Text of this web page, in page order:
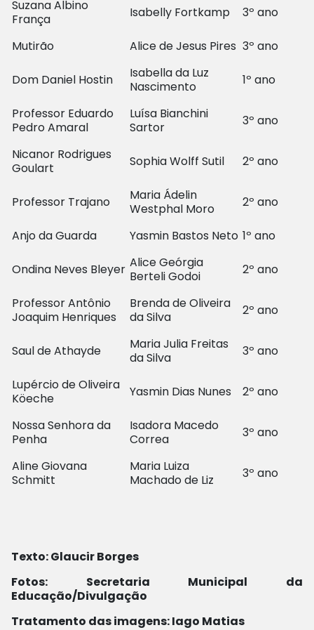
Suzana Albino
França
Isabelly Fortkamp 3º ano
Mutirão Alice de Jesus Pires 3º ano
Dom Daniel Hostin
Isabella da Luz
Nascimento
1º ano
Professor Eduardo
Pedro Amaral
Luísa Bianchini
Sartor
3º ano
Nicanor Rodrigues
Goulart
Sophia Wolff Sutil 2º ano
Professor Trajano
Maria Ádelin
Westphal Moro
2º ano
Anjo da Guarda Yasmin Bastos Neto 1º ano
Ondina Neves Bleyer Alice Geórgia
Berteli Godoi
2º ano
Professor Antônio
Joaquim Henriques
Brenda de Oliveira
da Silva
2º ano
Saul de Athayde
Maria Julia Freitas
da Silva
3º ano
Lupércio de Oliveira
Köeche
Yasmin Dias Nunes 2º ano
Nossa Senhora da
Penha
Isadora Macedo
Correa
3º ano
Aline Giovana
Schmitt
Maria Luiza
Machado de Liz
3º ano
Texto: Glaucir Borges
Fotos: Secretaria Municipal da
Educação/Divulgação
Tratamento das imagens: Iago Matias